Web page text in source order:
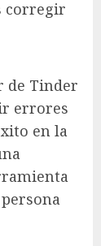
corregir
de Tinder
errores
en la